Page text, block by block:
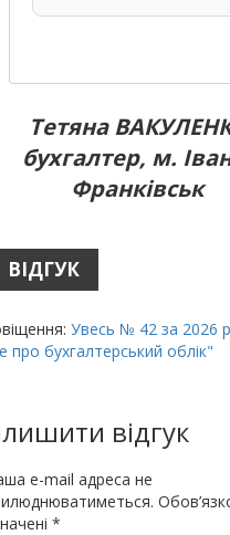
Тетяна
бухгалтер, м.
Франківськ
ВІДГУК
Увесь № 42 за 2026
про бухгалтерський облік"
відгук
e-mail адреса не
*